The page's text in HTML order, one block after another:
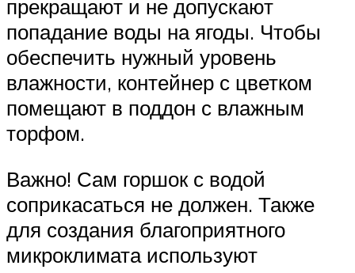
прекращают и не допускают
попадание воды на ягоды. Чтобы
обеспечить нужный уровень
влажности, контейнер с цветком
помещают в поддон с влажным
торфом.
Важно! Сам горшок с водой
соприкасаться не должен. Также
для создания благоприятного
микроклимата используют